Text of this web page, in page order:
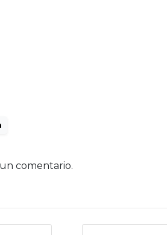
comentario.